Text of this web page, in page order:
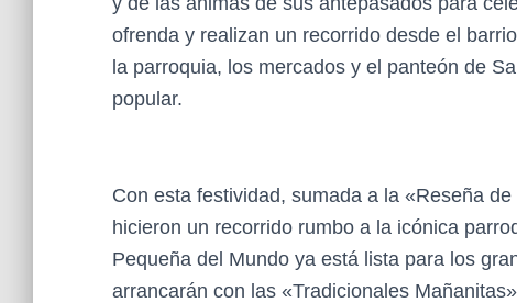
ofrenda y realizan un recorrido desde el
la parroquia, los mercados y el panteón de
popular.
Con esta festividad, sumada a la «Reseña
hicieron un recorrido rumbo a la icónica
Pequeña del Mundo ya está lista para los
arrancarán con las «Tradicionales